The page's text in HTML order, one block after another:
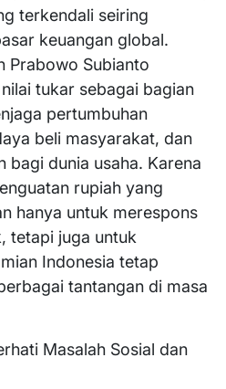
terkendali seiring
keuangan global.
Prabowo Subianto
tukar sebagai bagian
pertumbuhan
beli masyarakat, dan
bagi dunia usaha. Karena
rupiah yang
hanya untuk merespons
tetapi juga untuk
Indonesia tetap
tantangan di masa
Masalah Sosial dan